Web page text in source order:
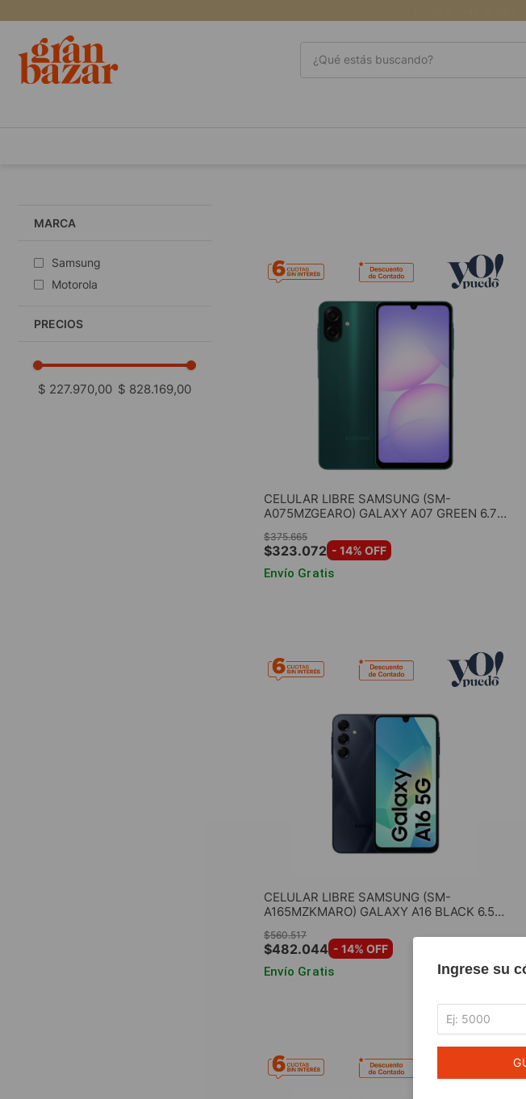
¿Qué estás buscando?
Ingrese su
MARCA
samsung
motorola
$ 227.970,00 $ 828.169,00
CELULAR LIBRE SAMSUNG (SM-
A075MZGEARO) GALAXY A07 GREEN 6.7"
$375.665
$323.072 - 14% OFF
Envío Gratis
CELULAR LIBRE SAMSUNG (SM-
A165MZKMARO) GALAXY A16 BLACK 6.5"
$560.517
$482.044 - 14% OFF
Envío Gratis